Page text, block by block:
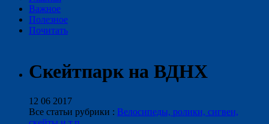
Важное
Полезное
Почитать
Скейтпарк на ВДНХ
12 06 2017
Все статьи рубрики : Велосипеды, ролики, сигвеи,